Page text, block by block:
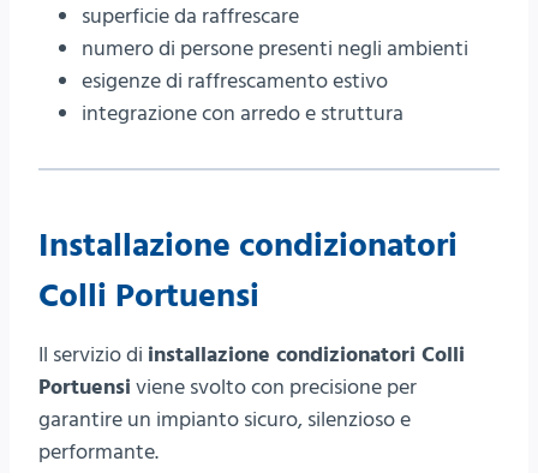
superficie da raffrescare
numero di persone presenti negli ambienti
esigenze di raffrescamento estivo
integrazione con arredo e struttura
Installazione condizionatori
Colli Portuensi
Il servizio di installazione condizionatori Colli
Portuensi viene svolto con precisione per
garantire un impianto sicuro, silenzioso e
performante.